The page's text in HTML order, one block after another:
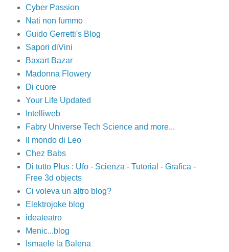
Cyber Passion
Nati non fummo
Guido Gerretti's Blog
Sapori diVini
Baxart Bazar
Madonna Flowery
Di cuore
Your Life Updated
Intelliweb
Fabry Universe Tech Science and more...
Il mondo di Leo
Chez Babs
Di tutto Plus : Ufo - Scienza - Tutorial - Grafica -
Free 3d objects
Ci voleva un altro blog?
Elektrojoke blog
ideateatro
Menic...blog
Ismaele la Balena